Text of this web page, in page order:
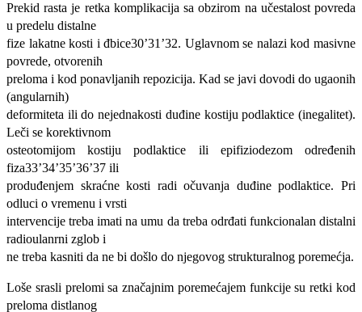
Prekid rasta je retka komplikacija sa obzirom na učestalost povreda
u predelu distalne
fize lakatne kosti i đbice30’31’32. Uglavnom se nalazi kod masivne
povrede, otvorenih
preloma i kod ponavljanih repozicija. Kad se javi dovodi do ugaonih
(angularnih)
deformiteta ili do nejednakosti duđine kostiju podlaktice (inegalitet).
Leči se korektivnom
osteotomijom kostiju podlaktice ili epifiziodezom određenih
fiza33’34’35’36’37 ili
produđenjem skraćne kosti radi očuvanja duđine podlaktice. Pri
odluci o vremenu i vrsti
intervencije treba imati na umu da treba odrđati funkcionalan distalni
radioulanrni zglob i
ne treba kasniti da ne bi došlo do njegovog strukturalnog poremećja.
Loše srasli prelomi sa značajnim poremećajem funkcije su retki kod
preloma distlanog